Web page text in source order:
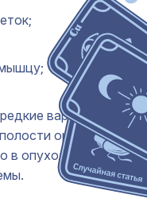
варианты»
организма,
в опухоль или